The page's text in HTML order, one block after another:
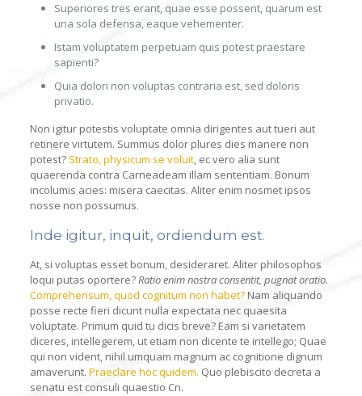
Superiores tres erant, quae esse possent, quarum est
una sola defensa, eaque vehementer.
Istam voluptatem perpetuam quis potest praestare
sapienti?
Quia dolori non voluptas contraria est, sed doloris
privatio.
Non igitur potestis voluptate omnia dirigentes aut tueri aut
retinere virtutem. Summus dolor plures dies manere non
potest? Strato, physicum se voluit, ec vero alia sunt
quaerenda contra Carneadeam illam sententiam. Bonum
incolumis acies: misera caecitas. Aliter enim nosmet ipsos
nosse non possumus.
Inde igitur, inquit, ordiendum est.
At, si voluptas esset bonum, desideraret. Aliter philosophos
loqui putas oportere?Ratio enim nostra consentit, pugnat oratio.
Comprehensum, quod cognitum non habet?Nam aliquando
posse recte fieri dicunt nulla expectata nec quaesita
voluptate. Primum quid tu dicis breve? Eam si varietatem
diceres, intellegerem, ut etiam non dicente te intellego; Quae
qui non vident, nihil umquam magnum ac cognitione dignum
amaverunt. Praeclare hoc quidem. Quo plebiscito decreta a
senatu est consuli quaestio Cn.